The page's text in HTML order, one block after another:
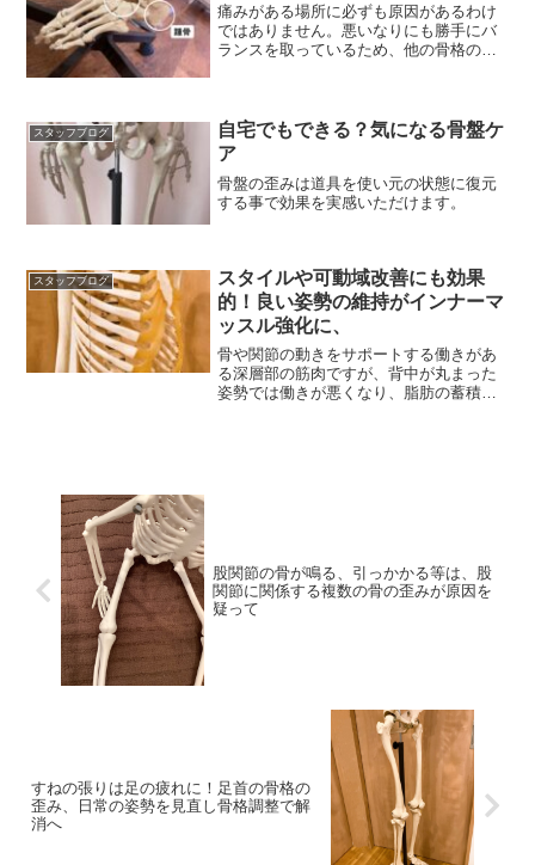
痛みがある場所に必ずも原因があるわけ
ではありません。悪いなりにも勝手にバ
ランスを取っているため、他の骨格の歪
スタッフブログ
自宅でもできる？気になる骨盤ケ
ア
骨盤の歪みは道具を使い元の状態に復元
する事で効果を実感いただけます。
スタッフブログ
スタイルや可動域改善にも効果
的！良い姿勢の維持がインナーマ
ッスル強化に、
骨や関節の動きをサポートする働きがあ
る深層部の筋肉ですが、背中が丸まった
姿勢では働きが悪くなり、脂肪の蓄積に
股関節の骨が鳴る、引っかかる等は、股
関節に関係する複数の骨の歪みが原因を
疑って
すねの張りは足の疲れに！足首の骨格の
歪み、日常の姿勢を見直し骨格調整で解
消へ